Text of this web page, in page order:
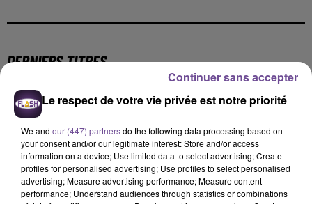
DERNIERS TITRES
10h41
10h41
Le respect de votre vie privée est notre priorité
We and our (447) partnersdo the following data processing based on
your consent and/or our legitimate interest: Store and/or access
information on a device; Use limited data to select advertising; Create
profiles for personalised advertising; Use profiles to select personalised
advertising; Measure advertising performance; Measure content
performance; Understand audiences through statistics or combinations
Continuer sans accepter